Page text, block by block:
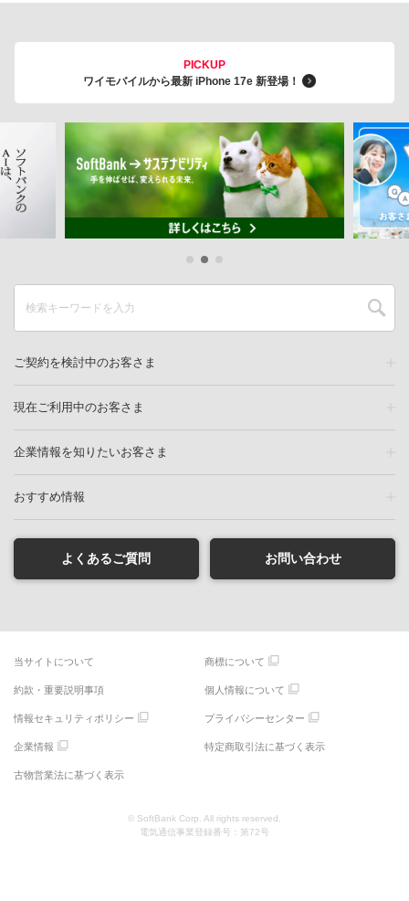
PICKUP
ワイモバイルから最新 iPhone 17e 新登場！
ご契約を検討中のお客さま
現在ご利用中のお客さま
企業情報を知りたいお客さま
おすすめ情報
よくあるご質問 お問い合わせ
当サイトについて 商標について
約款・重要説明事項 個人情報について
情報セキュリティポリシー プライバシーセンター
企業情報 特定商取引法に基づく表示
古物営業法に基づく表示
© SoftBank Corp. All rights reserved.
電気通信事業登録番号：第72号